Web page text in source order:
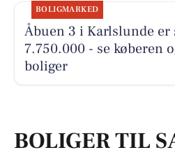
BOLIGMARKED
Åbuen 3 i Karlslunde er
7.750.000 - se køberen
boliger
BOLIGER TIL